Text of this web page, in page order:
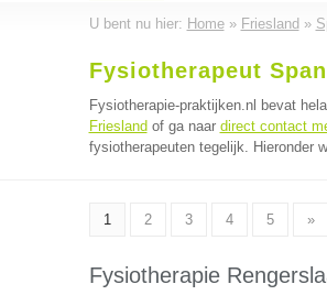
U bent nu hier: Home» Friesland »
Fysiotherapeut
Fysiotherapie-praktijken.nl bevat
Friesland of ga naar direct contact
fysiotherapeuten tegelijk. Hieronder
1 2 3 4 5 »
Fysiotherapie